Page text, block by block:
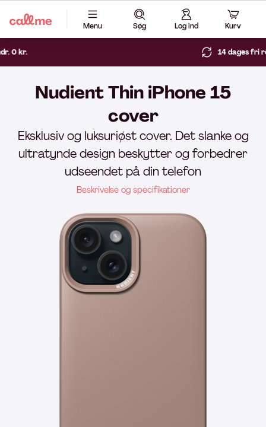
Menu Søg Log ind Kurv
Nudient Thin iPhone 15
cover
Eksklusiv og luksuriøst cover. Det slanke og
ultratynde design beskytter og forbedrer
udseendet på din telefon
Beskrivelse og specifikationer